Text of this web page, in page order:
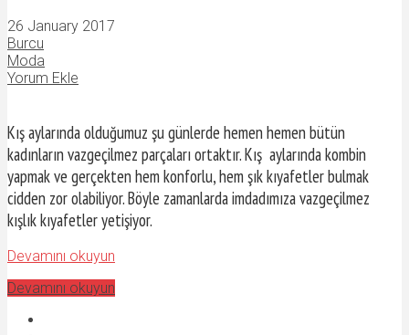
26 January 2017
Burcu
Moda
Yorum Ekle
Kış aylarında olduğumuz şu günlerde hemen hemen bütün
kadınların vazgeçilmez parçaları ortaktır. Kış aylarında kombin
yapmak ve gerçekten hem konforlu, hem şık kıyafetler bulmak
cidden zor olabiliyor. Böyle zamanlarda imdadımıza vazgeçilmez
kışlık kıyafetler yetişiyor.
Devamını okuyun
Devamını okuyun